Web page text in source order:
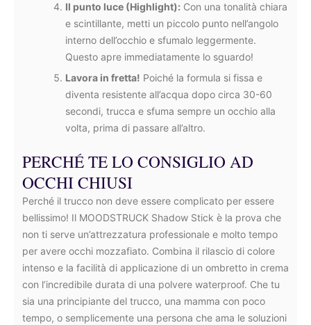
Il punto luce (Highlight): Con una tonalità chiara
e scintillante, metti un piccolo punto nell’angolo
interno dell’occhio e sfumalo leggermente.
Questo apre immediatamente lo sguardo!
Lavora in fretta! Poiché la formula si fissa e
diventa resistente all’acqua dopo circa 30-60
secondi, trucca e sfuma sempre un occhio alla
volta, prima di passare all’altro.
PERCHÉ TE LO CONSIGLIO AD
OCCHI CHIUSI
Perché il trucco non deve essere complicato per essere
bellissimo! Il MOODSTRUCK Shadow Stick è la prova che
non ti serve un’attrezzatura professionale e molto tempo
per avere occhi mozzafiato. Combina il rilascio di colore
intenso e la facilità di applicazione di un ombretto in crema
con l’incredibile durata di una polvere waterproof. Che tu
sia una principiante del trucco, una mamma con poco
tempo, o semplicemente una persona che ama le soluzioni